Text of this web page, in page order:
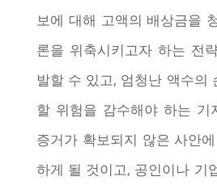
보에 대해 고액의 배상금을
론을 위축시키고자 하는 전
발할 수 있고, 엄청난 액수의
할 위험을 감수해야 하는 기
증거가 확보되지 않은 사안
하게 될 것이고, 공인이나 기